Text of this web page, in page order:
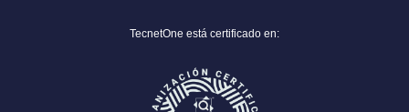
TecnetOne está certificado en: